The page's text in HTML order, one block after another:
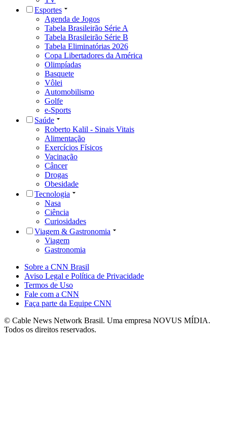
Esportes
Agenda de Jogos
Tabela Brasileirão Série A
Tabela Brasileirão Série B
Tabela Eliminatórias 2026
Copa Libertadores da América
Olimpíadas
Basquete
Vôlei
Automobilismo
Golfe
e-Sports
Saúde
Roberto Kalil - Sinais Vitais
Alimentação
Exercícios Físicos
Vacinação
Câncer
Drogas
Obesidade
Tecnologia
Nasa
Ciência
Curiosidades
Viagem & Gastronomia
Viagem
Gastronomia
Sobre a CNN Brasil
Aviso Legal e Política de Privacidade
Termos de Uso
Fale com a CNN
Faça parte da Equipe CNN
© Cable News Network Brasil. Uma empresa NOVUS MÍDIA.
Todos os direitos reservados.